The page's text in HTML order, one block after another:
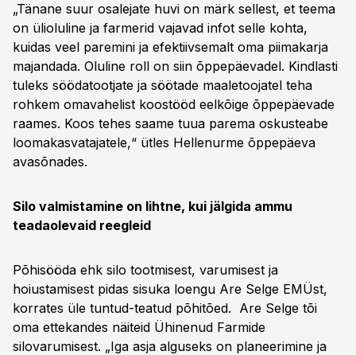
„Tänane suur osalejate huvi on märk sellest, et teema
on ülioluline ja farmerid vajavad infot selle kohta,
kuidas veel paremini ja efektiivsemalt oma piimakarja
majandada. Oluline roll on siin õppepäevadel. Kindlasti
tuleks söödatootjate ja söötade maaletoojatel teha
rohkem omavahelist koostööd eelkõige õppepäevade
raames. Koos tehes saame tuua parema oskusteabe
loomakasvatajatele,“ ütles Hellenurme õppepäeva
avasõnades.
Silo valmistamine on lihtne, kui jälgida ammu
teadaolevaid reegleid
Põhisööda ehk silo tootmisest, varumisest ja
hoiustamisest pidas sisuka loengu Are Selge EMÜst,
korrates üle tuntud-teatud põhitõed. Are Selge tõi
oma ettekandes näiteid Ühinenud Farmide
silovarumisest. „Iga asja alguseks on planeerimine ja